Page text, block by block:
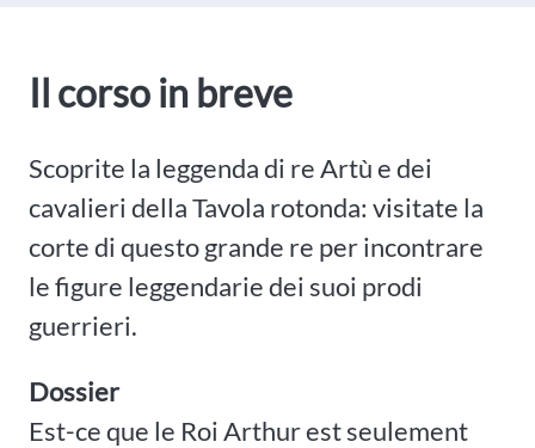
Il corso in breve
Scoprite la leggenda di re Artù e dei
cavalieri della Tavola rotonda: visitate la
corte di questo grande re per incontrare
le figure leggendarie dei suoi prodi
guerrieri.
Dossier
Est-ce que le Roi Arthur est seulement